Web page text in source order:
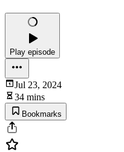
Play episode
Jul 23, 2024
34 mins
Bookmarks